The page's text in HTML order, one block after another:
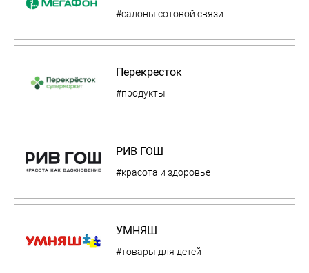
#салоны сотовой связи
Перекресток
#продукты
РИВ ГОШ
#красота и здоровье
УМНЯШ
#товары для детей